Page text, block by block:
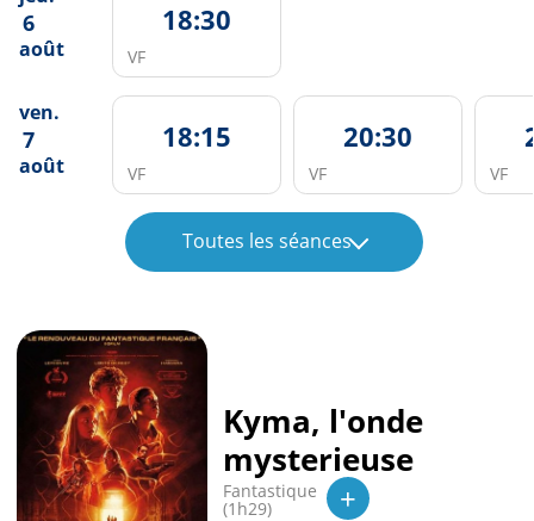
6
août
18:30
VF
ven.
7
août
18:15
VF
20:30
VF VF
Toutes les séances
Kyma, l'onde
mysterieuse
Fantastique
(1h29) +